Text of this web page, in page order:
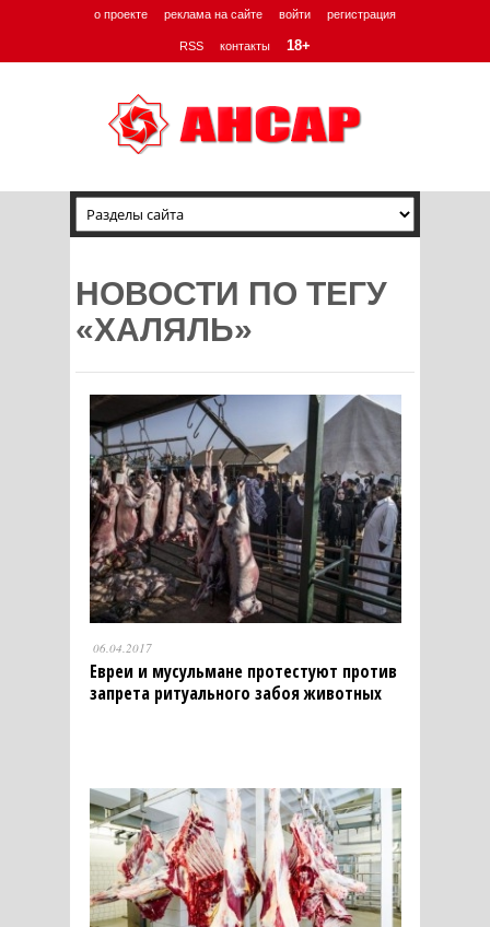
о проекте реклама на сайте войти регистрация
RSS контакты 18+
НОВОСТИ ПО ТЕГУ
«ХАЛЯЛЬ»
06.04.2017
Евреи и мусульмане протестуют против
запрета ритуального забоя животных